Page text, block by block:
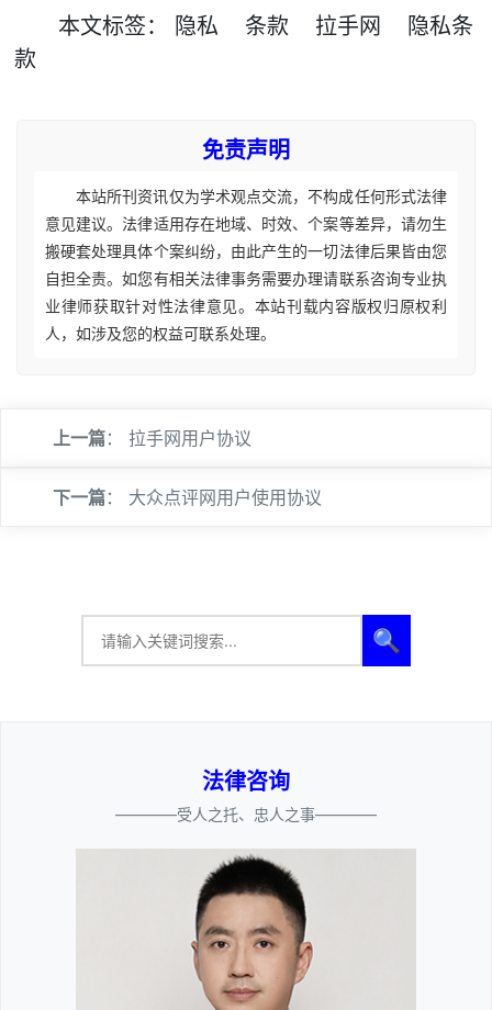
本文标签： 隐私 条款 拉手网
隐私条
款
免责声明
本站所刊资讯仅为学术观点交流，不构成任何形式法律
意见建议。法律适用存在地域、时效、个案等差异，请勿生
搬硬套处理具体个案纠纷，由此产生的一切法律后果皆由您
自担全责。如您有相关法律事务需要办理请联系咨询专业执
业律师获取针对性法律意见。本站刊载内容版权归原权利
人，如涉及您的权益可联系处理。
上一篇： 拉手网用户协议
下一篇： 大众点评网用户使用协议
🔍
法律咨询
————受人之托、忠人之事————